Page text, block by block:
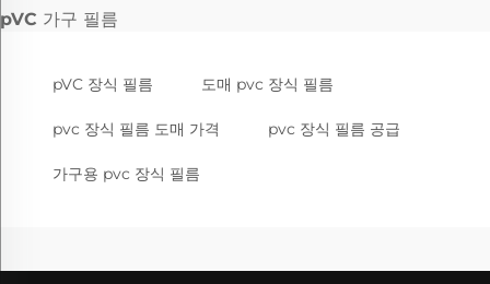
pVC 가구 필름
pVC 장식 필름 도매 pvc 장식 필름
pvc 장식 필름 도매 가격 pvc 장식 필름 공급
가구용 pvc 장식 필름